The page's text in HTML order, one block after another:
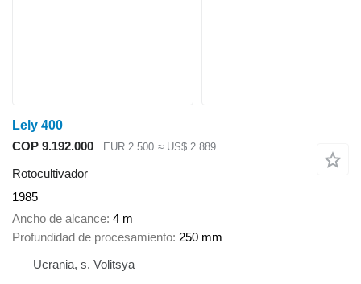
Lely 400
COP 9.192.000
EUR 2.500 ≈ US$ 2.889
Rotocultivador
1985
Ancho de alcance 4 m
Profundidad de procesamiento 250 mm
Ucrania, s. Volitsya